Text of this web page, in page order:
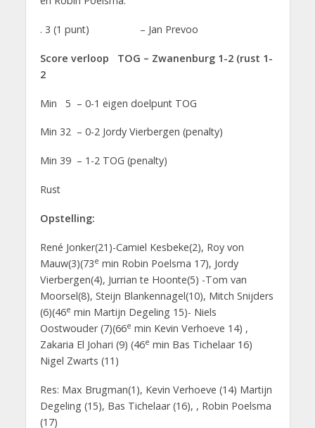
. 3 (1 punt) – Jan Prevoo
Score verloop TOG – Zwanenburg 1-2 (rust 1-
2
Min 5 – 0-1 eigen doelpunt TOG
Min 32 – 0-2 Jordy Vierbergen (penalty)
Min 39 – 1-2 TOG (penalty)
Rust
Opstelling:
René Jonker(21)-Camiel Kesbeke(2), Roy von
Mauw(3)(73e min Robin Poelsma 17), Jordy
Vierbergen(4), Jurrian te Hoonte(5) -Tom van
Moorsel(8), Steijn Blankennagel(10), Mitch Snijders
(6)(46e min Martijn Degeling 15)- Niels
Oostwouder (7)(66e min Kevin Verhoeve 14) ,
Zakaria El Johari (9) (46e min Bas Tichelaar 16)
Nigel Zwarts (11)
Res: Max Brugman(1), Kevin Verhoeve (14) Martijn
Degeling (15), Bas Tichelaar (16), , Robin Poelsma
(17)